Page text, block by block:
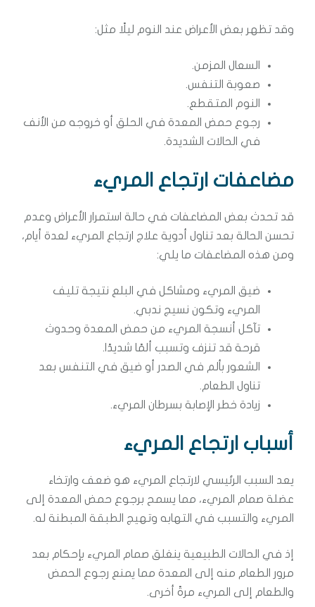
وقد تظهر بعض الأعراض عند النوم ليلًا مثل:
السعال المزمن.
صعوبة التنفس.
النوم المتقطع.
رجوع حمض المعدة في الحلق أو خروجه من الأنف
في الحالات الشديدة.
مضاعفات ارتجاع المريء
قد تحدث بعض المضاعفات في حالة استمرار الأعراض وعدم
تحسن الحالة بعد تناول أدوية علاج ارتجاع المريء لعدة أيام،
ومن هذه المضاعفات ما يلي:
ضيق المريء ومشاكل في البلع نتيجة تليف
المريء وتكون نسيج ندبي.
تآكل أنسجة المريء من حمض المعدة وحدوث
قرحة قد تنزف وتسبب ألمًا شديدًا.
الشعور بألم في الصدر أو ضيق في التنفس بعد
تناول الطعام.
زيادة خطر الإصابة بسرطان المريء.
أسباب ارتجاع المريء
يعد السبب الرئيسي لارتجاع المريء هو ضعف وارتخاء
عضلة صمام المريء، مما يسمح برجوع حمض المعدة إلى
المريء والتسبب في التهابه وتهيج الطبقة المبطنة له.
إذ في الحالات الطبيعية ينغلق صمام المريء بإحكام بعد
مرور الطعام منه إلى المعدة مما يمنع رجوع الحمض
والطعام إلى المريء مرةً أخرى.